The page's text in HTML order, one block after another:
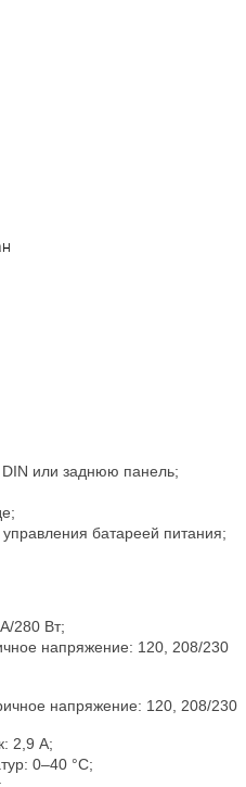
или заднюю панель;
батареей питания;
280 Вт;
напряжение: 120, 208/230
напряжение: 120, 208/230
2,9 А;
0–40 °C;